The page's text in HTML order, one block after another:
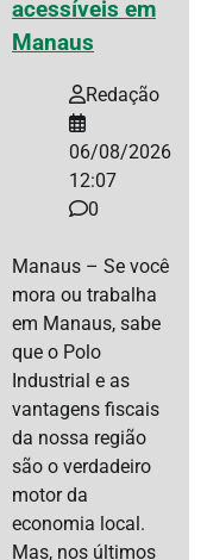
acessíveis em
Manaus
Redação
06/08/2026
12:07
0
Manaus – Se você
mora ou trabalha
em Manaus, sabe
que o Polo
Industrial e as
vantagens fiscais
da nossa região
são o verdadeiro
motor da
economia local.
Mas, nos últimos